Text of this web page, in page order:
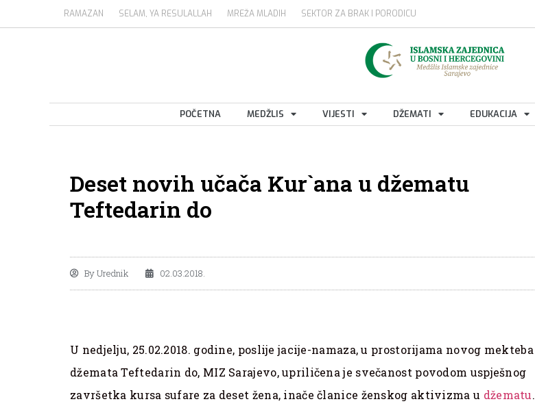
RAMAZAN SELAM, YA RESULALLAH MREŽA MLADIH SEKTOR ZA BRAK I PORODICU
POČETNA MEDŽLIS VIJESTI DŽEMATI EDUKACIJA
Deset novih učača Kur`ana u džematu
Teftedarin do
ByUrednik 02.03.2018.
U nedjelju, 25.02.2018. godine, poslije jacije-namaza, u prostorijama novog mekteba
džemata Teftedarin do, MIZ Sarajevo, upriličena je svečanost povodom uspješnog
završetka kursa sufare za deset žena, inače članice ženskog aktivizma u džematu.